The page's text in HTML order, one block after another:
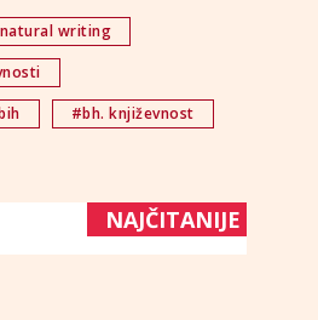
writing
#bh. književnost
NAJČITANIJE